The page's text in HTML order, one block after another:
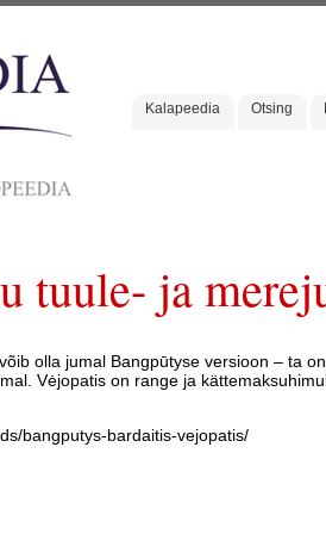
Kalapeedia Otsing
tuule- ja
olla jumal Bangpūtyse versioon – ta
Vėjopatis on range ja
bangputys-bardaitis-vejopatis/